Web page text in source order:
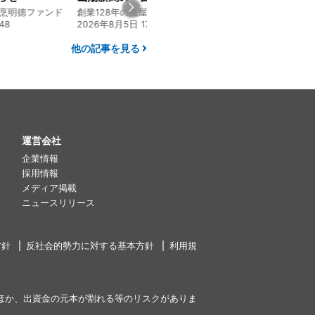
明徳ファンド
2026年8月5日 17:24
他の記事を見る
運営会社
企業情報
採用情報
メディア掲載
ニュースリリース
反社会的勢力に対する基本方針
利用規
、出資金の元本が割れる等のリスクがありま